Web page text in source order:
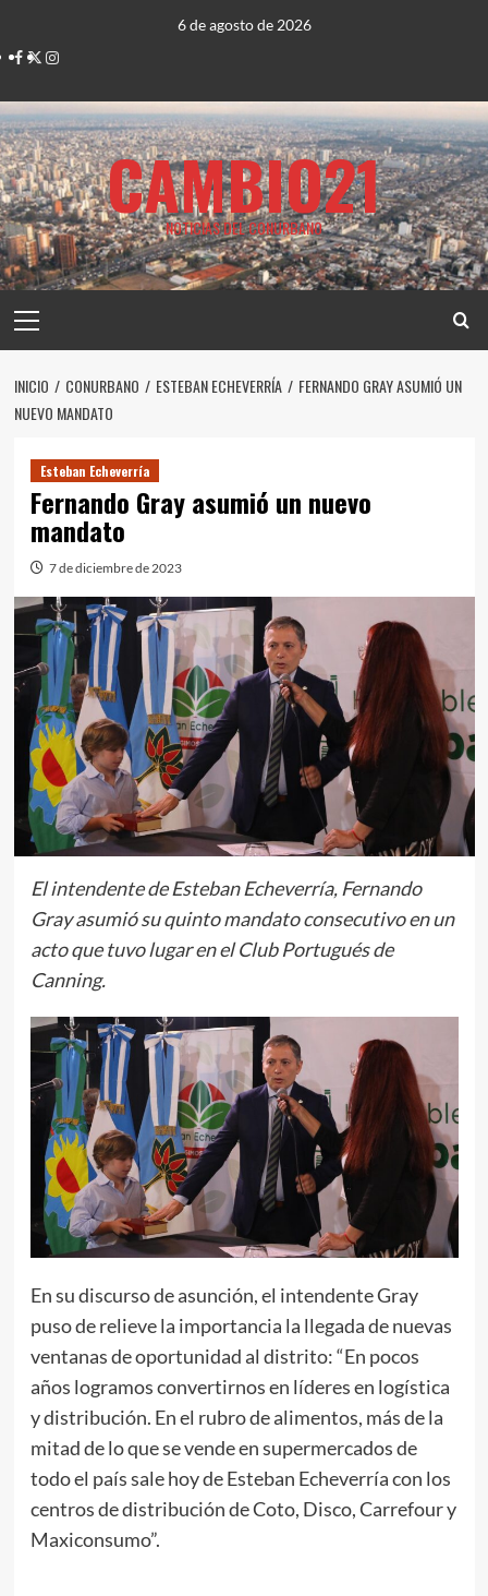
contenido
6 de agosto de 2026
Facebook
TwitterInstagram
CAMBIO21
NOTICIAS DEL CONURBANO
principal
INICIO CONURBANO ESTEBAN ECHEVERRÍA
FERNANDO GRAY ASUMIÓ UN
NUEVO MANDATO
Esteban Echeverría
Fernando Gray asumió un nuevo
mandato
7 de diciembre de 2023
El intendente de Esteban Echeverría, Fernando
Gray asumió su quinto mandato consecutivo en un
acto que tuvo lugar en el Club Portugués de
Canning.
En su discurso de asunción, el intendente Gray
puso de relieve la importancia la llegada de nuevas
ventanas de oportunidad al distrito: “En pocos
años logramos convertirnos en líderes en logística
y distribución. En el rubro de alimentos, más de la
mitad de lo que se vende en supermercados de
todo el país sale hoy de Esteban Echeverría con los
centros de distribución de Coto, Disco, Carrefour y
Maxiconsumo”.